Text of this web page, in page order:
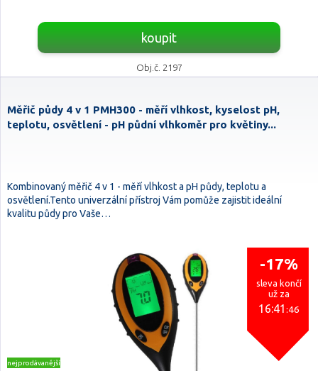
koupit
Obj.č. 2197
Měřič půdy 4 v 1 PMH300 - měří vlhkost, kyselost pH,
teplotu, osvětlení - pH půdní vlhkoměr pro květiny...
Kombinovaný měřič 4 v 1 - měří vlhkost a pH půdy, teplotu a
osvětlení.Tento univerzální přístroj Vám pomůže zajistit ideální
kvalitu půdy pro Vaše…
-17%
sleva končí
už za
16:41:45
nejprodávanější